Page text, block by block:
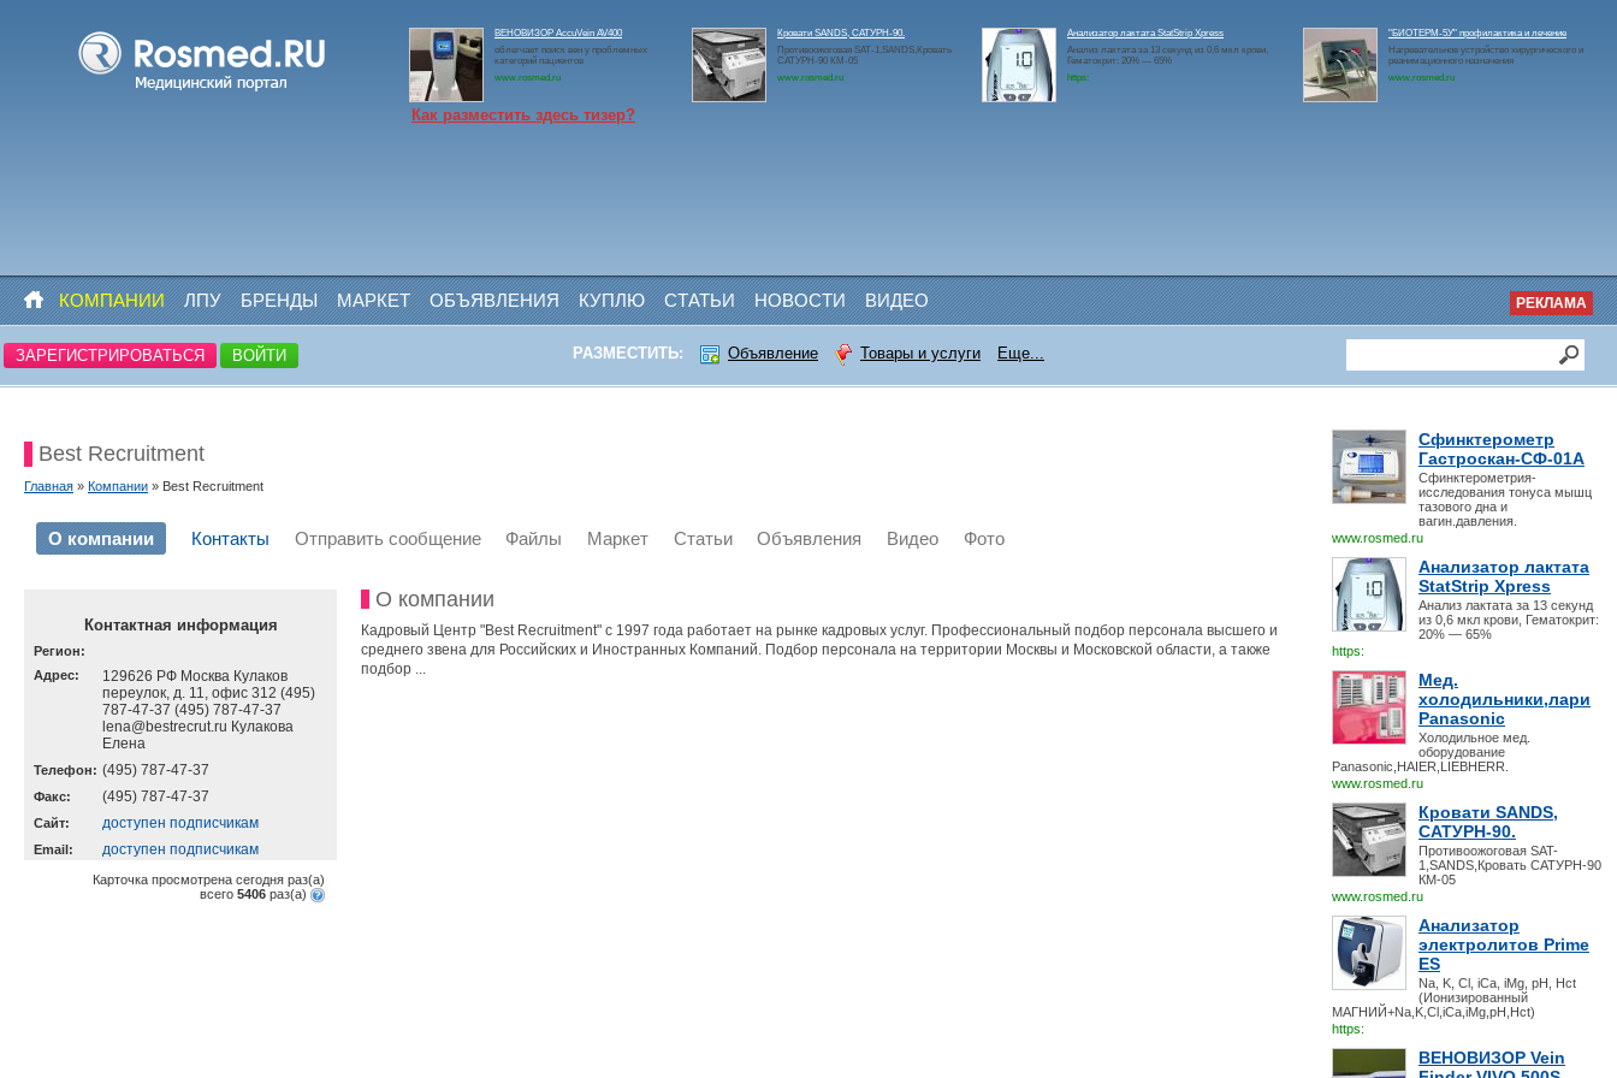
ВЕНОВИЗОР AccuVein AV400
облегчает поиск вен у проблемных
категорий пациентов
www.rosmed.ru
Кровати SANDS, САТУРН-90.
Противоожоговая SAT-1,SANDS,Кровать
САТУРН-90 КМ-05
www.rosmed.ru
Анализатор лактата StatStrip Xpress
Анализ лактата за 13 секунд из 0,6 мкл крови,
Гематокрит: 20% — 65%
https:
"БИОТЕРМ-5У" профилактика и лечение
Нагревательное устройство хирургического и
реанимационного назначения
www.rosmed.ru
Как разместить здесь тизер?
КОМПАНИИ ЛПУ БРЕНДЫ МАРКЕТ ОБЪЯВЛЕНИЯ КУПЛЮ СТАТЬИ НОВОСТИ ВИДЕО РЕКЛАМА
ЗАРЕГИСТРИРОВАТЬСЯ ВОЙТИ РАЗМЕСТИТЬ: Объявление Товары и услуги Еще...
Сфинктерометр
Гастроскан-СФ-01А
Сфинктерометрия-
исследования тонуса мышц
тазового дна и
вагин.давления.
www.rosmed.ru
Анализатор лактата
StatStrip Xpress
Анализ лактата за 13 секунд
из 0,6 мкл крови, Гематокрит:
20% — 65%
https:
Мед.
холодильники,лари
Panasonic
Холодильное мед.
оборудование
Panasonic,HAIER,LIEBHERR.
www.rosmed.ru
Кровати SANDS,
САТУРН-90.
Противоожоговая SAT-
1,SANDS,Кровать САТУРН-90
КМ-05
www.rosmed.ru
Анализатор
электролитов Prime
ES
Na, K, Cl, iCa, iMg, pH, Hct
(Ионизированный
МАГНИЙ+Na,K,Cl,iCa,iMg,pH,Hct)
https:
ВЕНОВИЗОР Vein
Best Recruitment
Главная » Компании » Best Recruitment
О компании Контакты Отправить сообщение Файлы Маркет Статьи Объявления Видео Фото
Контактная информация
Регион:
Адрес:
129626 РФ Москва Кулаков
переулок, д. 11, офис 312 (495)
787-47-37 (495) 787-47-37
lena@bestrecrut.ru Кулакова
Елена
Телефон: (495) 787-47-37
Факс: (495) 787-47-37
Cайт: доступен подписчикам
Email: доступен подписчикам
Карточка просмотрена сегодня раз(a)
всего 5406 раз(a)
О компании
Кадровый Центр "Best Recruitment" с 1997 года работает на рынке кадровых услуг. Профессиональный подбор персонала высшего и
среднего звена для Российских и Иностранных Компаний. Подбор персонала на территории Москвы и Московской области, а также
подбор ...